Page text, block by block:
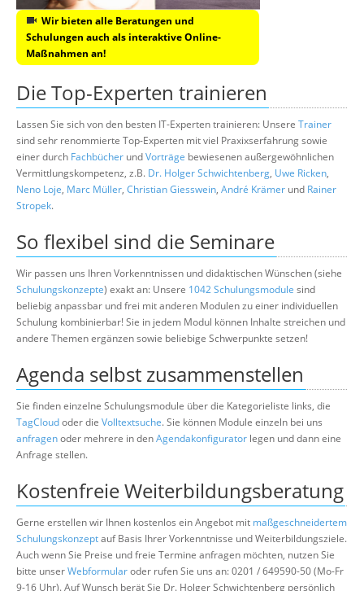
Wir bieten alle Beratungen und
Schulungen auch als interaktive Online-
Maßnahmen an!
Die Top-Experten trainieren
Lassen Sie sich von den besten IT-Experten trainieren: Unsere Trainer
sind sehr renommierte Top-Experten mit viel Praxixserfahrung sowie
einer durch Fachbücher undVorträge bewiesenen außergewöhnlichen
Vermittlungskompetenz, z.B. Dr. Holger Schwichtenberg, Uwe Ricken,
Neno Loje, Marc Müller, Christian Giesswein, André Krämer und Rainer
Stropek.
So flexibel sind die Seminare
Wir passen uns Ihren Vorkenntnissen und didaktischen Wünschen (siehe
Schulungskonzepte) exakt an: Unsere 1042 Schulungsmodule sind
beliebig anpassbar und frei mit anderen Modulen zu einer individuellen
Schulung kombinierbar! Sie in jedem Modul können Inhalte streichen und
andere Themen ergänzen sowie beliebige Schwerpunkte setzen!
Agenda selbst zusammenstellen
Sie finden einzelne Schulungsmodule über die Kategorieliste links, die
TagCloudoder die Volltextsuche. Sie können Module einzeln bei uns
anfragenoder mehrere in denAgendakonfigurator legen und dann eine
Anfrage stellen.
Kostenfreie Weiterbildungsberatung
Gerne erstellen wir Ihnen kostenlos ein Angebot mit maßgeschneidertem
Schulungskonzeptauf Basis Ihrer Vorkenntnisse und Weiterbildungsziele.
Auch wenn Sie Preise und freie Termine anfragen möchten, nutzen Sie
bitte unserWebformularoder rufen Sie uns an: 0201 / 649590-50 (Mo-Fr
9-16 Uhr). Auf Wunsch berät Sie Dr. Holger Schwichtenberg persönlich